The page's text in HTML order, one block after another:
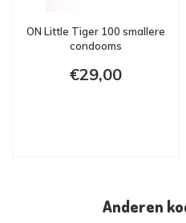
ON Little Tiger 100 smallere
condooms
€29,00
Anderen